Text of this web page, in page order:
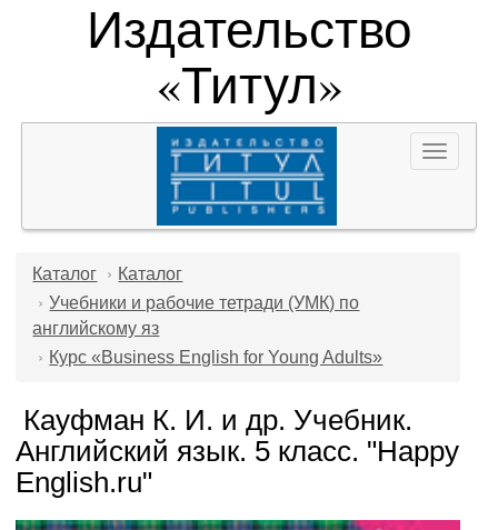
Издательство
«Титул»
Toggle
Каталог
Каталог
Учебники и рабочие тетради (УМК) по
английскому яз
Курс «Business English for Young Adults»
Кауфман К. И. и др. Учебник.
Английский язык. 5 класс. "Happy
English.ru"